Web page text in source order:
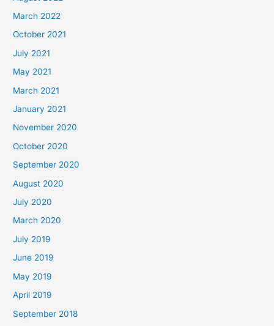
March 2022
October 2021
July 2021
May 2021
March 2021
January 2021
November 2020
October 2020
September 2020
August 2020
July 2020
March 2020
July 2019
June 2019
May 2019
April 2019
September 2018